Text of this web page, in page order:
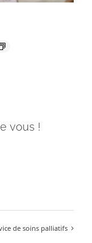
vous !
de soins palliatifs